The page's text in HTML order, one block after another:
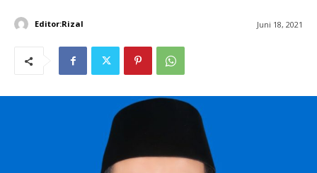
Editor:Rizal Juni 18, 2021